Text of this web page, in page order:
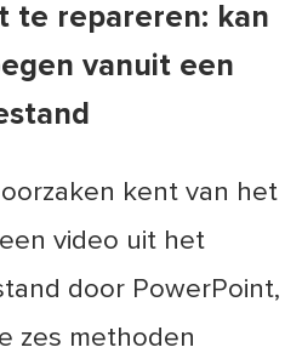
te repareren: kan
vanuit een
kent van het
video uit het
door PowerPoint,
zes methoden